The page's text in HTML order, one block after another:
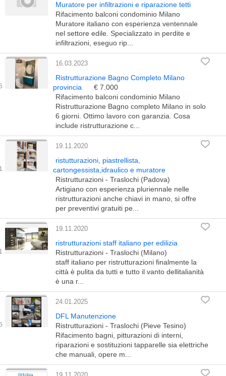
Muratore per infiltrazioni e riparazione tetti
Rifacimento balconi condominio Milano
Muratore italiano con esperienza ventennale
nel settore edile. Specializzato in perdite e
infiltrazioni, eseguo rip...
16.03.2023
Ristrutturazione Bagno Completo Milano
provincia
€ 7.000
Rifacimento balconi condominio Milano
Ristrutturazione Bagno completo Milano in solo
6 giorni. Ottimo lavoro con garanzia. Cosa
include ristrutturazione c...
19.11.2020
ristutturazioni, piastrellista,
cartongessista,idraulico e muratore
Ristrutturazioni - Traslochi (Padova)
Artigiano con esperienza pluriennale nelle
ristrutturazioni anche chiavi in mano, si offre
per preventivi gratuiti pe...
19.11.2020
ristrutturazioni staff italiano per edilizia
Ristrutturazioni - Traslochi (Milano)
staff italiano per ristrutturazioni finalmente la
città è pulita da tutti e tutto il vanto dellitalianità
è una r...
24.01.2025
DFL Manutenzione
Ristrutturazioni - Traslochi (Pieve Tesino)
Rifacimento bagni, pitturazioni di interni,
riparazioni e sostituzioni tapparelle sia elettriche
che manuali, opere m...